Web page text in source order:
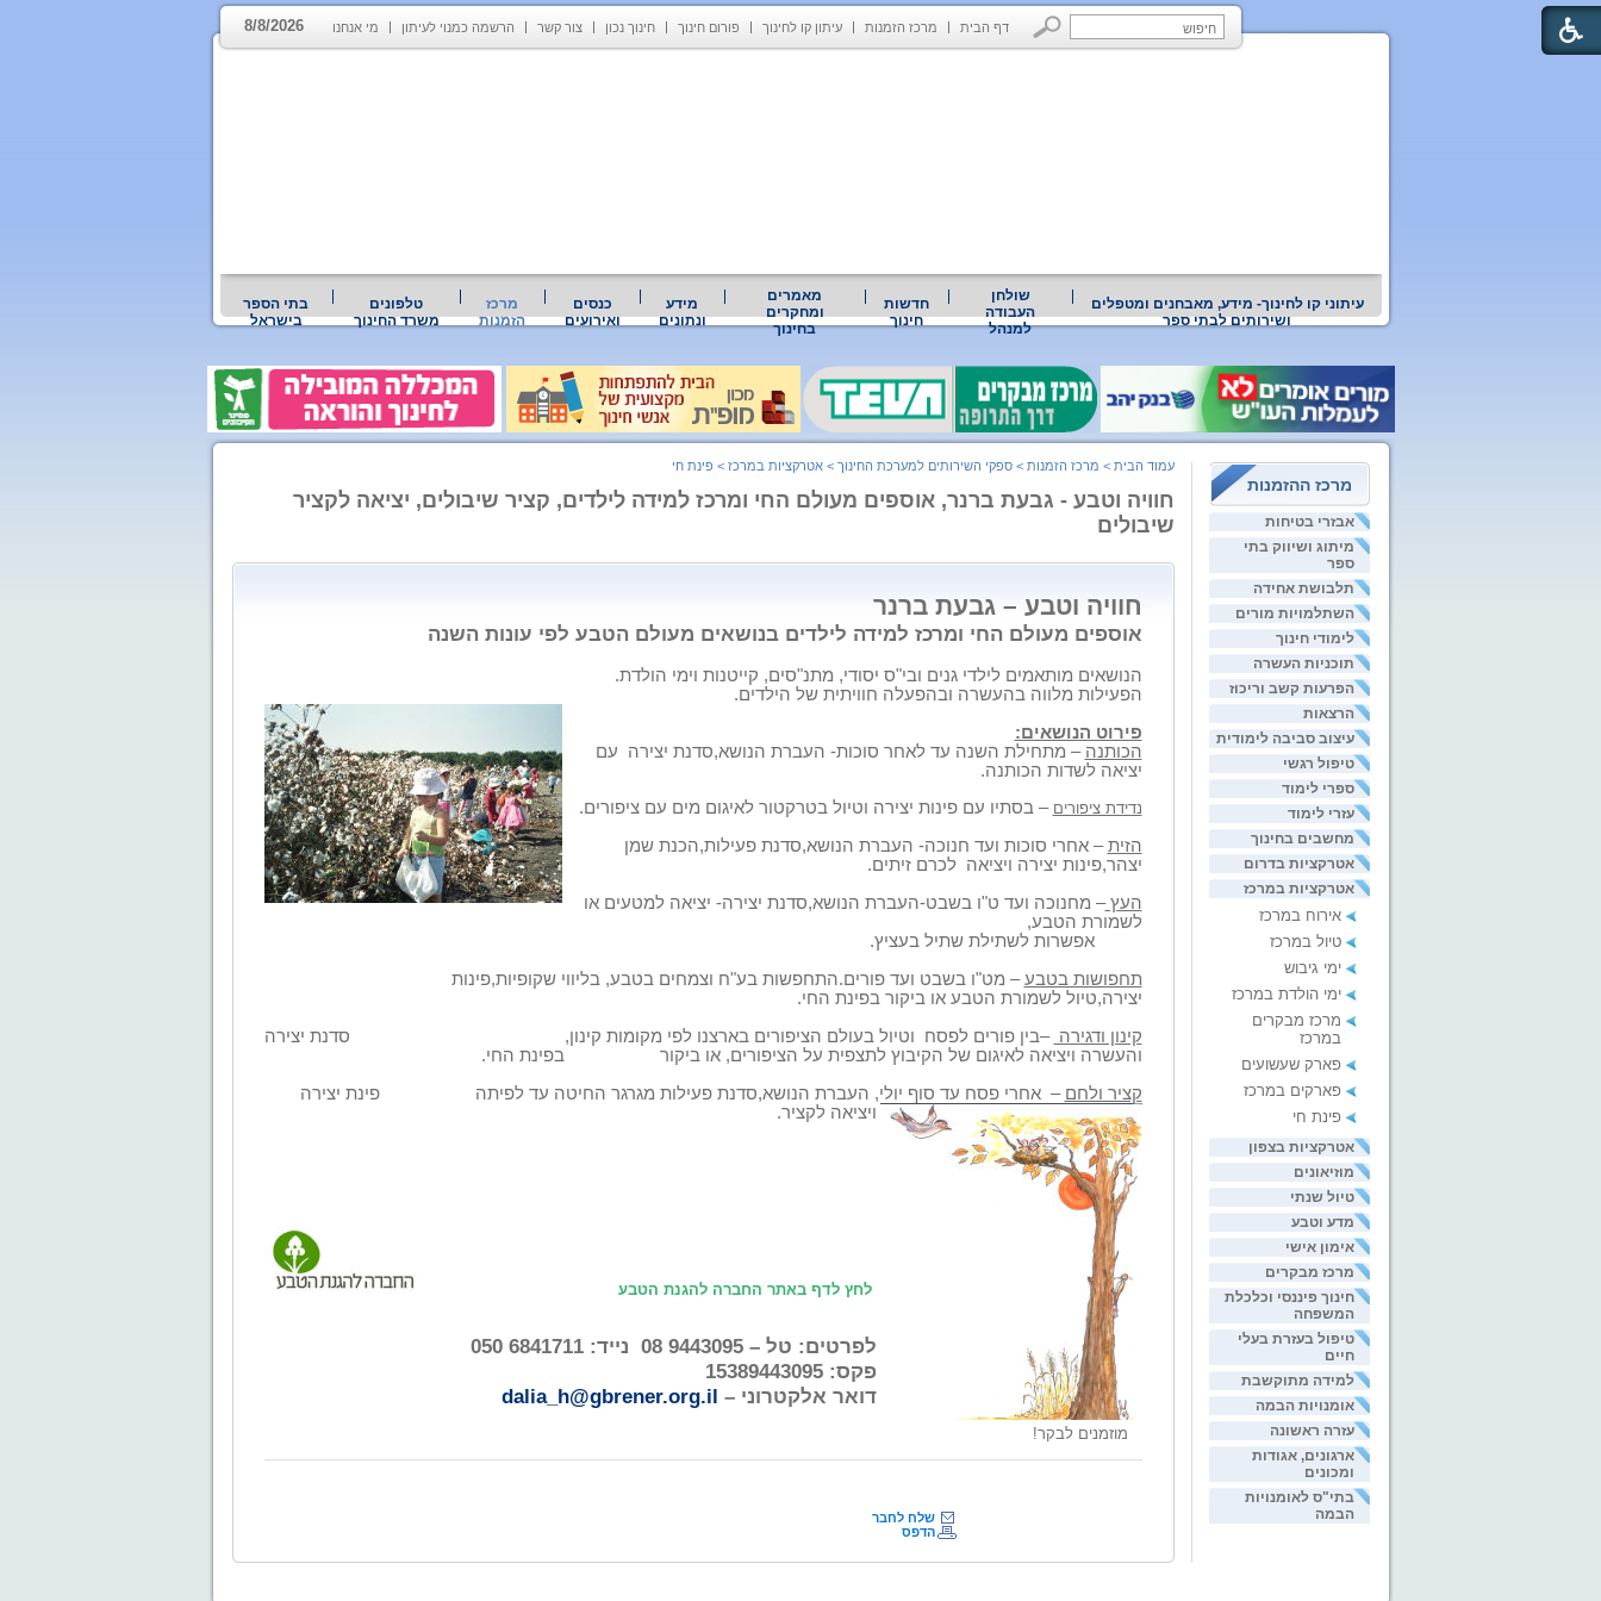
דף הבית מרכז הזמנות עיתון קו לחינוך פורום חינוך חינוך נכון צור קשר הרשמה כמנוי לעיתון מי אנחנו 8/8/2026
עיתוני קו לחינוך- מידע, מאבחנים ומטפלים
ושירותים לבתי ספר
שולחן
העבודה
למנהל
חדשות
חינוך
מאמרים
ומחקרים
בחינוך
מידע
ונתונים
כנסים
ואירועים
מרכז
הזמנות
טלפונים
משרד החינוך
בתי הספר
בישראל
מרכז ההזמנות
אבזרי בטיחות
מיתוג ושיווק בתי
ספר
תלבושת אחידה
השתלמויות מורים
לימודי חינוך
תוכניות העשרה
הפרעות קשב וריכוז
הרצאות
עיצוב סביבה לימודית
טיפול רגשי
ספרי לימוד
עזרי לימוד
מחשבים בחינוך
אטרקציות בדרום
אטרקציות במרכז
אירוח במרכז
טיול במרכז
ימי גיבוש
ימי הולדת במרכז
מרכז מבקרים
במרכז
פארק שעשועים
פארקים במרכז
פינת חי
אטרקציות בצפון
מוזיאונים
טיול שנתי
מדע וטבע
אימון אישי
מרכז מבקרים
חינוך פיננסי וכלכלת
המשפחה
טיפול בעזרת בעלי
חיים
למידה מתוקשבת
אומנויות הבמה
עזרה ראשונה
ארגונים, אגודות
ומכונים
בתי"ס לאומנויות
הבמה
עמוד הבית > מרכז הזמנות > ספקי השירותים למערכת החינוך > אטרקציות במרכז > פינת חי
חוויה וטבע - גבעת ברנר, אוספים מעולם החי ומרכז למידה לילדים, קציר שיבולים, יציאה לקציר
שיבולים
חוויה וטבע – גבעת ברנר
אוספים מעולם החי ומרכז למידה לילדים בנושאים מעולם הטבע לפי עונות השנה
הנושאים מותאמים לילדי גנים ובי"ס יסודי, מתנ"סים, קייטנות וימי הולדת.
הפעילות מלווה בהעשרה ובהפעלה חוויתית של הילדים.
פירוט הנושאים:
הכותנה – מתחילת השנה עד לאחר סוכות- העברת הנושא,סדנת יצירה
עם
יציאה לשדות הכותנה.
נדידת ציפורים – בסתיו עם פינות יצירה וטיול בטרקטור לאיגום מים עם ציפורים.
הזית– אחרי סוכות ועד חנוכה- העברת הנושא,סדנת פעילות,הכנת שמן
יצהר,פינות יצירה ויציאהלכרם זיתים.
העץ– מחנוכה ועד ט"ו בשבט-העברת הנושא,סדנת יצירה- יציאה למטעים או
לשמורת הטבע,
אפשרות לשתילת שתיל בעציץ.
תחפושות בטבע– מט"ו בשבט ועד פורים.התחפשות בע"ח וצמחים בטבע, בליווי שקופיות,פינות
יצירה,טיול לשמורת הטבע או ביקור בפינת החי.
קינון ודגירה –בין פורים לפסח וטיול בעולם הציפורים בארצנו לפי מקומות קינון,
סדנת יצירה
והעשרה ויציאה לאיגום של הקיבוץ לתצפית על הציפורים, או ביקור
בפינת החי.
קציר ולחם – אחרי פסח עד סוף יולי, העברת הנושא,סדנת פעילות מגרגר החיטה עד לפיתה
פינת יצירה
ויציאה לקציר.
לחץ לדף באתר החברה להגנת הטבע
לפרטים: טל – 9443095 08
נייד: 6841711 050
פקס: 15389443095
דואר אלקטרוני – dalia_h@gbrener.org.il
מוזמנים לבקר!
שלח לחבר
הדפס